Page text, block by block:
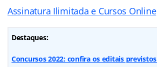
Assinatura Ilimitada e Cursos Online
Destaques:
Concursos 2022: confira os editais